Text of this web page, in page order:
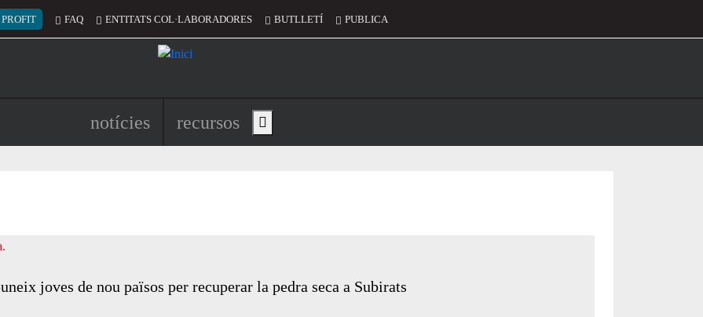
del compte d'usuari
FAQ ENTITATS COL·LABORADORES BUTLLETÍ PUBLICA
Navegació principal de l'encapçalament
notícies recursos Show main menu
joves de nou països per recuperar la pedra seca a Subirats